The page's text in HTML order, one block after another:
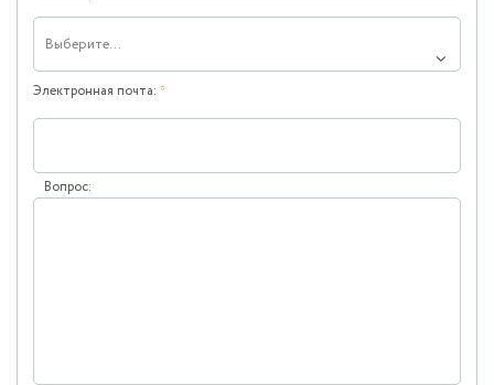
Выберите...
Электронная почта: *
Вопрос: